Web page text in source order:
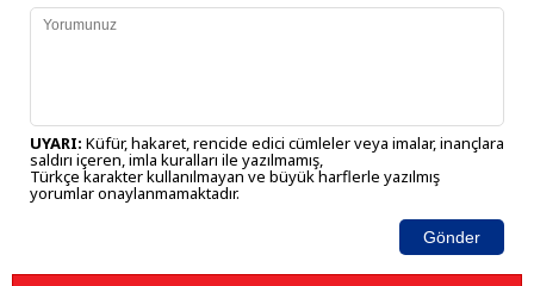
UYARI: Küfür, hakaret, rencide edici cümleler veya imalar, inançlara
saldırı içeren, imla kuralları ile yazılmamış,
Türkçe karakter kullanılmayan ve büyük harflerle yazılmış
yorumlar onaylanmamaktadır.
Gönder